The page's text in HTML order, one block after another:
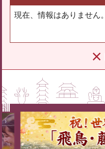
現在、情報はありません。